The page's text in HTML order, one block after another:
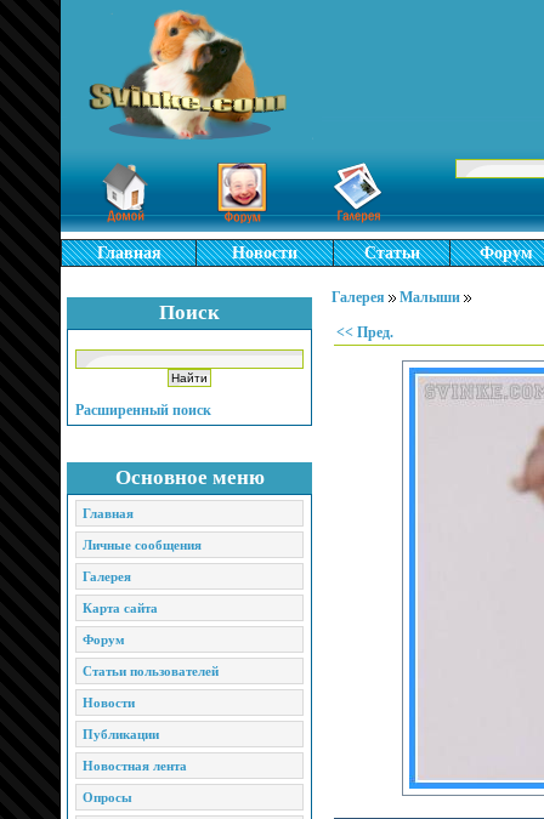
Главная Новости Статьи Форум
Поиск
Расширенный поиск
Основное меню
Главная
Личные сообщения
Галерея
Карта сайта
Форум
Статьи пользователей
Новости
Публикации
Новостная лента
Опросы
Галерея Малыши
<< Пред.